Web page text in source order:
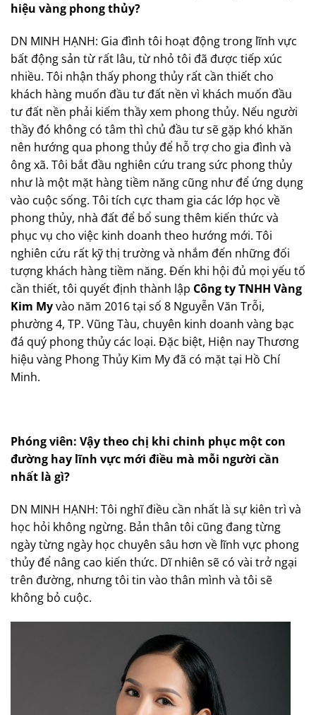
hiệu vàng phong thủy?
DN MINH HẠNH: Gia đình tôi hoạt động trong lĩnh vực
bất động sản từ rất lâu, từ nhỏ tôi đã được tiếp xúc
nhiều. Tôi nhận thấy phong thủy rất cần thiết cho
khách hàng muốn đầu tư đất nền vì khách muốn đầu
tư đất nền phải kiếm thầy xem phong thủy. Nếu người
thầy đó không có tâm thì chủ đầu tư sẽ gặp khó khăn
nên hướng qua phong thủy để hỗ trợ cho gia đình và
ông xã. Tôi bắt đầu nghiên cứu trang sức phong thủy
như là một mặt hàng tiềm năng cũng như để ứng dụng
vào cuộc sống. Tôi tích cực tham gia các lớp học về
phong thủy, nhà đất để bổ sung thêm kiến thức và
phục vụ cho việc kinh doanh theo hướng mới. Tôi
nghiên cứu rất kỹ thị trường và nhắm đến những đối
tượng khách hàng tiềm năng. Đến khi hội đủ mọi yếu tố
cần thiết, tôi quyết định thành lập Công ty TNHH Vàng
Kim Myvào năm 2016 tại số 8 Nguyễn Văn Trỗi,
phường 4, TP. Vũng Tàu, chuyên kinh doanh vàng bạc
đá quý phong thủy các loại. Đặc biệt, Hiện nay Thương
hiệu vàng Phong Thủy Kim My đã có mặt tại Hồ Chí
Minh.
Phóng viên: Vậy theo chị khi chinh phục một con
đường hay lĩnh vực mới điều mà mỗi người cần
nhất là gì?
DN MINH HẠNH: Tôi nghĩ điều cần nhất là sự kiên trì và
học hỏi không ngừng. Bản thân tôi cũng đang từng
ngày từng ngày học chuyên sâu hơn về lĩnh vực phong
thủy để nâng cao kiến thức. Dĩ nhiên sẽ có vài trở ngại
trên đường, nhưng tôi tin vào thân mình và tôi sẽ
không bỏ cuộc.